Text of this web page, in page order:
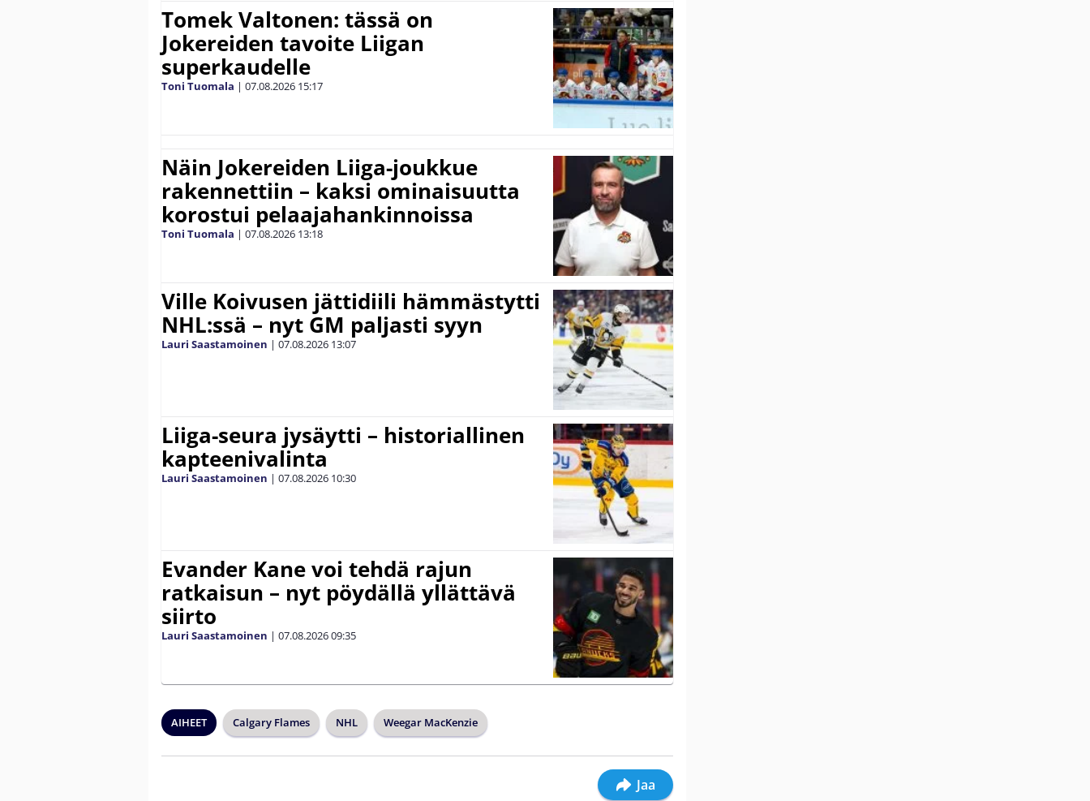
Tomek Valtonen: tässä on
Jokereiden tavoite Liigan
superkaudelle
Toni Tuomala | 07.08.2026 15:17
Näin Jokereiden Liiga-joukkue
rakennettiin – kaksi ominaisuutta
korostui pelaajahankinnoissa
Toni Tuomala | 07.08.2026 13:18
Ville Koivusen jättidiili hämmästytti
NHL:ssä – nyt GM paljasti syyn
Lauri Saastamoinen | 07.08.2026 13:07
Liiga-seura jysäytti – historiallinen
kapteenivalinta
Lauri Saastamoinen | 07.08.2026 10:30
Evander Kane voi tehdä rajun
ratkaisun – nyt pöydällä yllättävä
siirto
Lauri Saastamoinen | 07.08.202609:35
AIHEET Calgary Flames NHL Weegar MacKenzie
Jaa